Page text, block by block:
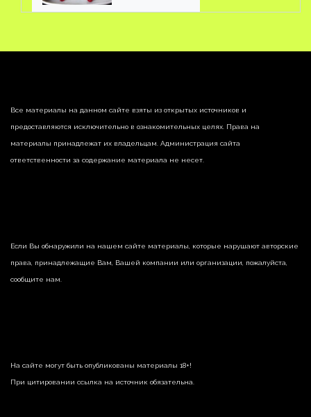
Все материалы на данном сайте взяты из открытых источников и
предоставляются исключительно в ознакомительных целях. Права на
материалы принадлежат их владельцам. Администрация сайта
ответственности за содержание материала не несет.
Если Вы обнаружили на нашем сайте материалы, которые нарушают авторские
права, принадлежащие Вам, Вашей компании или организации, пожалуйста,
сообщите нам.
На сайте могут быть опубликованы материалы 18+!
При цитировании ссылка на источник обязательна.